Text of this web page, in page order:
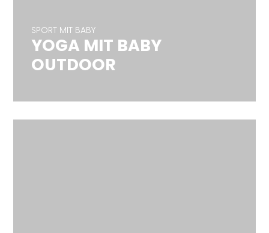
SPORT MIT BABY
YOGA MIT BABY
OUTDOOR
YOGA MIT BABY
OUTDOOR